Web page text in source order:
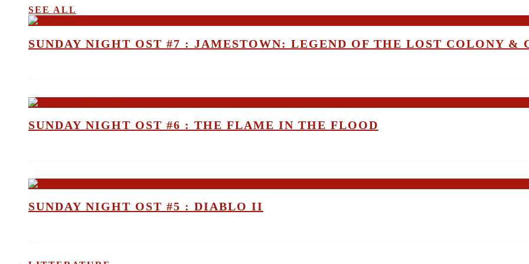
SEE ALL
SUNDAY NIGHT OST #7 : JAMESTOWN: LEGEND OF THE LOST COLONY &
SUNDAY NIGHT OST #6 : THE FLAME IN THE FLOOD
SUNDAY NIGHT OST #5 : DIABLO II